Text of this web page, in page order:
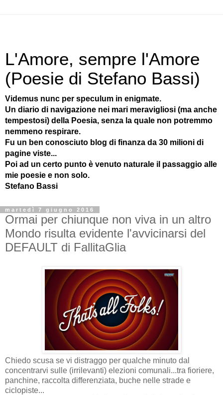
L'Amore, sempre l'Amore
(Poesie di Stefano Bassi)
Videmus nunc per speculum in enigmate.
Un diario di navigazione nei mari meravigliosi (ma anche
tempestosi) della Poesia, senza la quale non potremmo
nemmeno respirare.
Fu un ben conosciuto blog di finanza da 30 milioni di
pagine viste...
Poi ad un certo punto è venuto naturale il passaggio alle
mie poesie e non solo.
Stefano Bassi
martedì 7 giugno 2016
Ormai per chiunque non viva in un altro
Mondo risulta evidente l'avvicinarsi del
DEFAULT di FallitaGlia
Chiedo scusa se vi distraggo per qualche minuto dal
concentrarvi sulle (irrilevanti) elezioni comunali...tra fioriere,
panchine, raccolta differenziata, buche nelle strade e
ciclopiste...